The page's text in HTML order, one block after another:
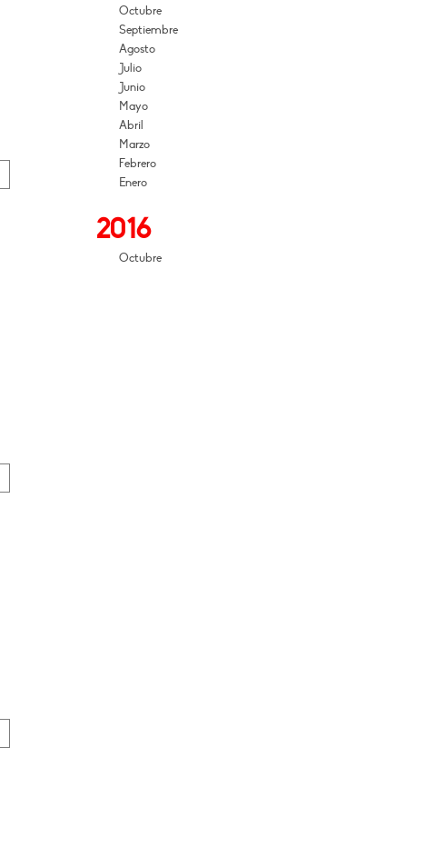
Octubre
Septiembre
Agosto
Julio
Junio
Mayo
Abril
Marzo
Febrero
Enero
2016
Octubre